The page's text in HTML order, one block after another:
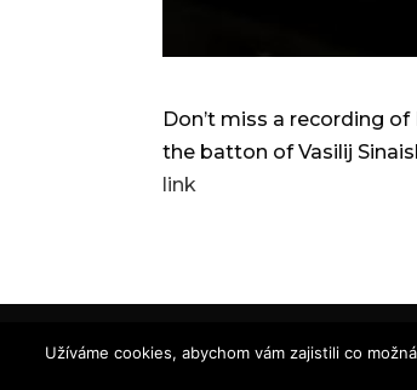
Don’t miss a recording
the batton of Vasilij
link
© 2024 Lada Bočková –
Užíváme cookies, abychom vám zajistili co